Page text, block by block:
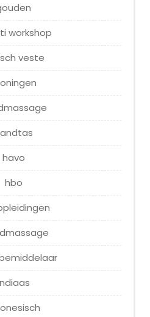
workshop
veste
havo
hbo